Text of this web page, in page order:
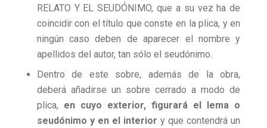
RELATO Y EL SEUDÓNIMO, que a su vez ha de
coincidir con el título que conste en la plica, y en
ningún caso deben de aparecer el nombre y
apellidos del autor, tan sólo el seudónimo.
Dentro de este sobre, además de la obra,
deberá añadirse un sobre cerrado a modo de
plica, en cuyo exterior, figurará el lema o
seudónimo y en el interiory que contendrá un